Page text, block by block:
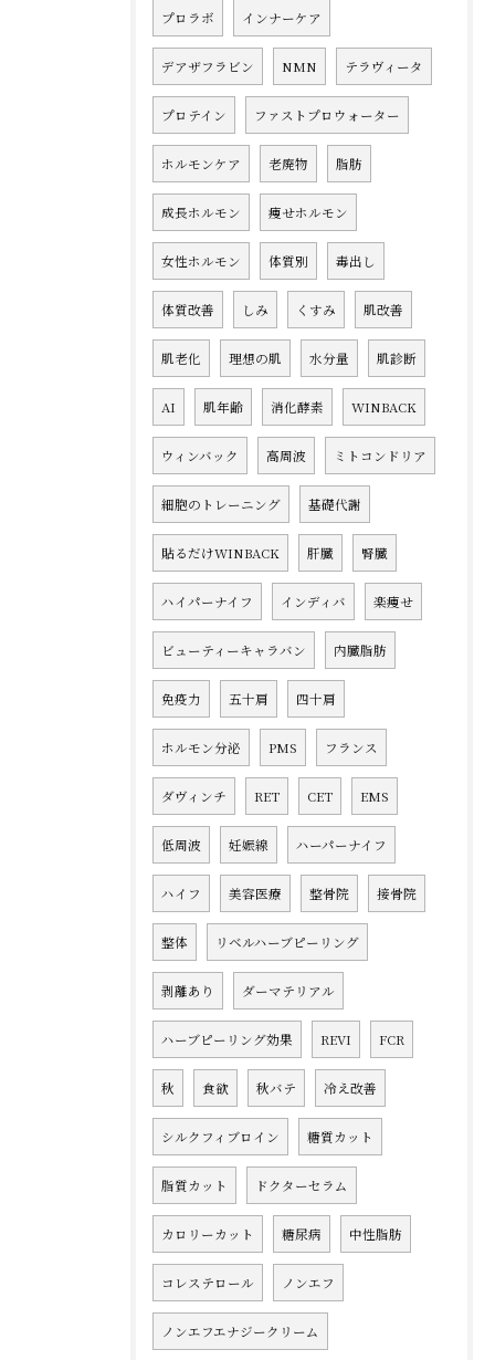
プロラボ インナーケア
デアザフラビン NMN テラヴィータ
プロテイン ファストプロウォーター
ホルモンケア 老廃物 脂肪
成長ホルモン 痩せホルモン
女性ホルモン 体質別 毒出し
体質改善 しみ くすみ 肌改善
肌老化 理想の肌 水分量 肌診断
AI 肌年齢 消化酵素 WINBACK
ウィンバック 高周波 ミトコンドリア
細胞のトレーニング 基礎代謝
貼るだけWINBACK 肝臓 腎臓
ハイパーナイフ インディバ 楽痩せ
ビューティーキャラバン 内臓脂肪
免疫力 五十肩 四十肩
ホルモン分泌 PMS フランス
ダヴィンチ RET CET EMS
低周波 妊娠線 ハーパーナイフ
ハイフ 美容医療 整骨院 接骨院
整体 リベルハーブピーリング
剥離あり ダーマテリアル
ハーブピーリング効果 REVI FCR
秋 食欲 秋バテ 冷え改善
シルクフィブロイン 糖質カット
脂質カット ドクターセラム
カロリーカット 糖尿病 中性脂肪
コレステロール ノンエフ
ノンエフエナジークリーム